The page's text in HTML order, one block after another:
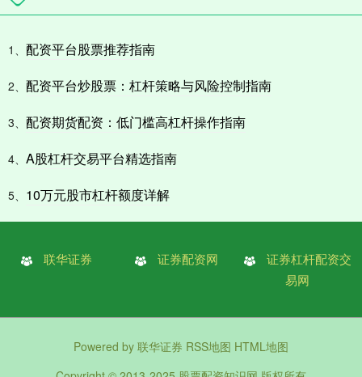
1、 配资平台股票推荐指南
2、 配资平台炒股票：杠杆策略与风险控制指南
3、 配资期货配资：低门槛高杠杆操作指南
4、 A股杠杆交易平台精选指南
5、 10万元股市杠杆额度详解
联华证券 证券配资网
证券杠杆配资交
易网
Powered by 联华证券 RSS地图 HTML地图